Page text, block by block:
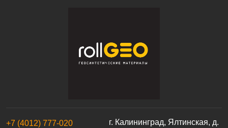
г. Калининград, Ялтинская, д.
+7 (4012) 777-020